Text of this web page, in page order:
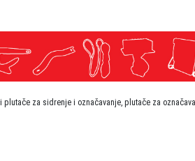
plutače za sidrenje i označavanje, plutače za